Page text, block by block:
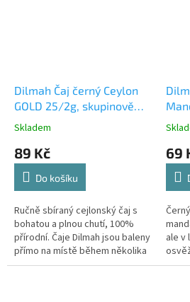
Dilmah Čaj černý Ceylon
GOLD 25/2g, skupinově
balené
Skladem
89 Kč
Do košíku
Ručně sbíraný cejlonský čaj s
bohatou a plnou chutí, 100%
přírodní. Čaje Dilmah jsou baleny
přímo na místě během několika
dní po ručním sběru čerstvých
69
ale v